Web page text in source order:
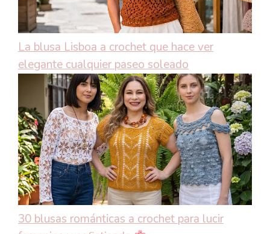
La blusa Lisboa a crochet que hace ver
elegante cualquier paseo soleado
30 blusas románticas a crochet para lucir